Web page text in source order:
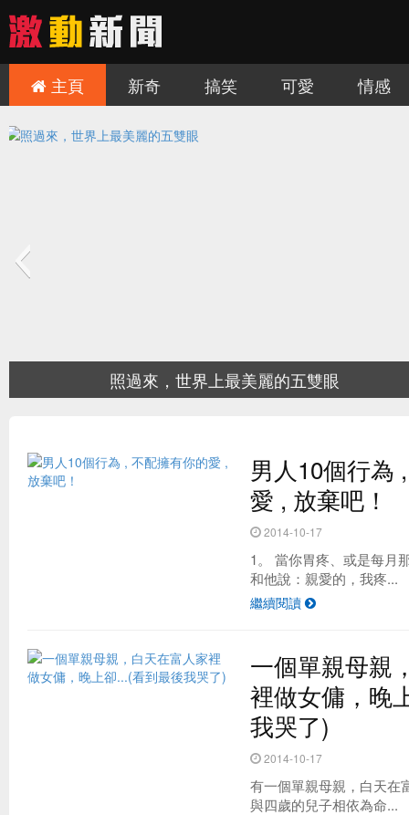
主頁 新奇 搞笑 可愛 情感
三座世紀絕美的歐洲城堡，非去不可！
台灣最夯的野餐地點 原來是這！？
男人10個行為
愛 , 放棄吧！
2014-10-17
1。 當你胃疼、或是每月
和他說：親愛的，我疼...
繼續閱讀
一個單親母親
裡做女傭，晚
我哭了)
2014-10-17
有一個單親母親，白天在
與四歲的兒子相依為命...